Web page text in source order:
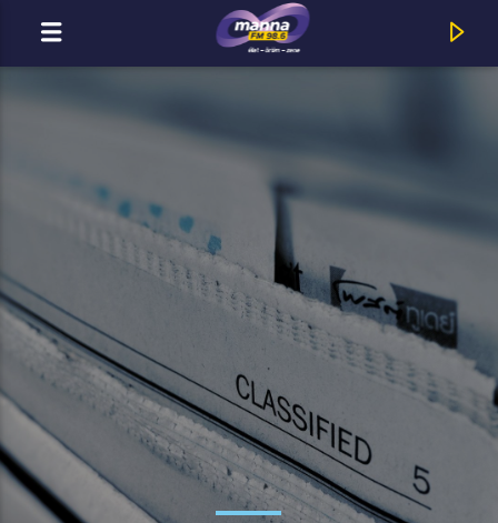
MOST ADÁSBAN
MannaFM
New Level Empire : Megtörténtünk